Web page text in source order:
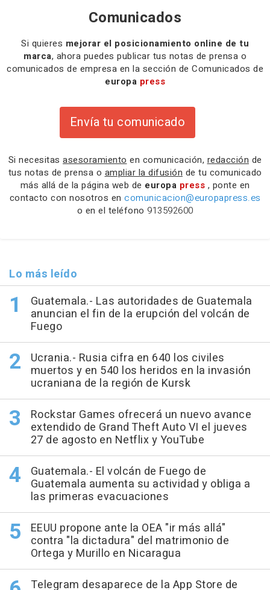
Comunicados
Si quieres mejorar el posicionamiento online de tu
marca, ahora puedes publicar tus notas de prensa o
comunicados de empresa en la sección de Comunicados de
europa press
Envía tu comunicado
Si necesitas asesoramiento en comunicación, redacción de
tus notas de prensa o ampliar la difusión de tu comunicado
más allá de la página web de europa press , ponte en
contacto con nosotros en comunicacion@europapress.es
o en el teléfono 913592600
Lo más leído
Guatemala.- Las autoridades de Guatemala
anuncian el fin de la erupción del volcán de
Fuego
Ucrania.- Rusia cifra en 640 los civiles
muertos y en 540 los heridos en la invasión
ucraniana de la región de Kursk
Rockstar Games ofrecerá un nuevo avance
extendido de Grand Theft Auto VI el jueves
27 de agosto en Netflix y YouTube
Guatemala.- El volcán de Fuego de
Guatemala aumenta su actividad y obliga a
las primeras evacuaciones
EEUU propone ante la OEA "ir más allá"
contra "la dictadura" del matrimonio de
Ortega y Murillo en Nicaragua
Telegram desaparece de la App Store de